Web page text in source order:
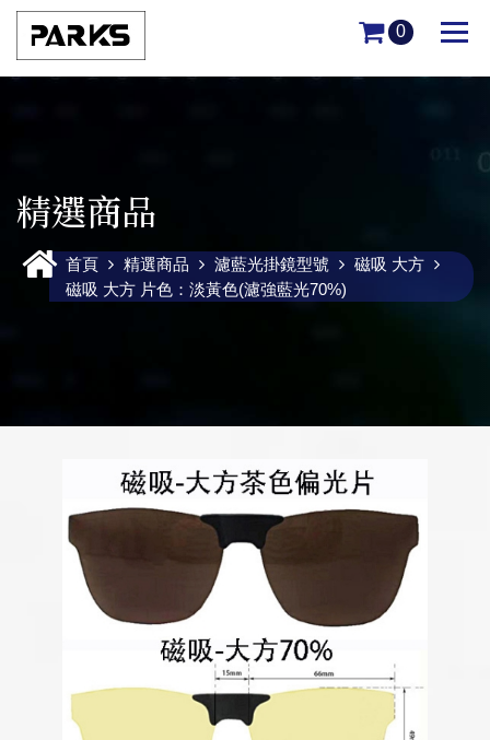
0
精選商品
首頁 精選商品 濾藍光掛鏡型號
磁吸 大方
磁吸 大方 片色：淡黃色(濾強藍光70%)